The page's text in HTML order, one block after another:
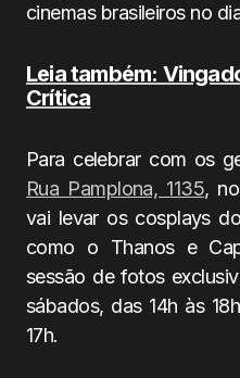
cinemas brasileiros no
Leia também:
Crítica
Para celebrar com os
Rua Pamplona, 1135,
vai levar os cosplays
como o Thanos e
sessão de fotos
sábados, das 14h às
17h.